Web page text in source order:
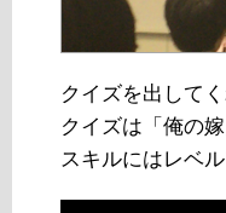
クイズを出してく
クイズは「俺の
スキルにはレベ